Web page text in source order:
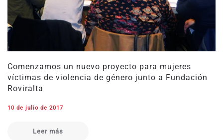
Comenzamos un nuevo proyecto para mujeres
víctimas de violencia de género junto a Fundación
Roviralta
10 de julio de 2017
Leer más